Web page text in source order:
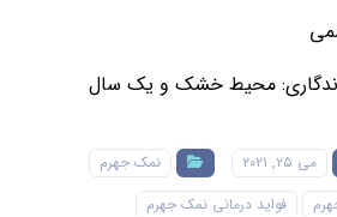
محیط خشک و یک سال
می ۲۵, ۲۰۲۱
نمک جهرم
فواید درمانی نمک جهرم